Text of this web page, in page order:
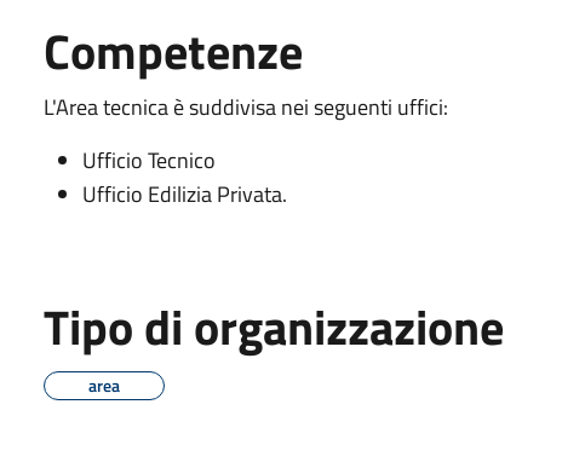
Competenze
L'Area tecnica è suddivisa nei seguenti uffici:
Ufficio Tecnico
Ufficio Edilizia Privata.
Tipo di organizzazione
area